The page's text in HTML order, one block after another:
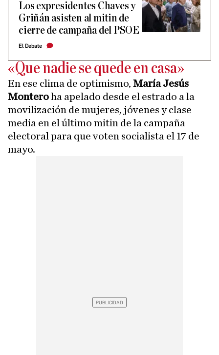
Los expresidentes Chaves y
Griñán asisten al mitin de
cierre de campaña del PSOE
El Debate
«Que nadie se quede en casa»
En ese clima de optimismo, María Jesús
Monteroha apelado desde el estrado a la
movilización de mujeres, jóvenes y clase
media en el último mitin de la campaña
electoral para que voten socialista el 17 de
mayo.